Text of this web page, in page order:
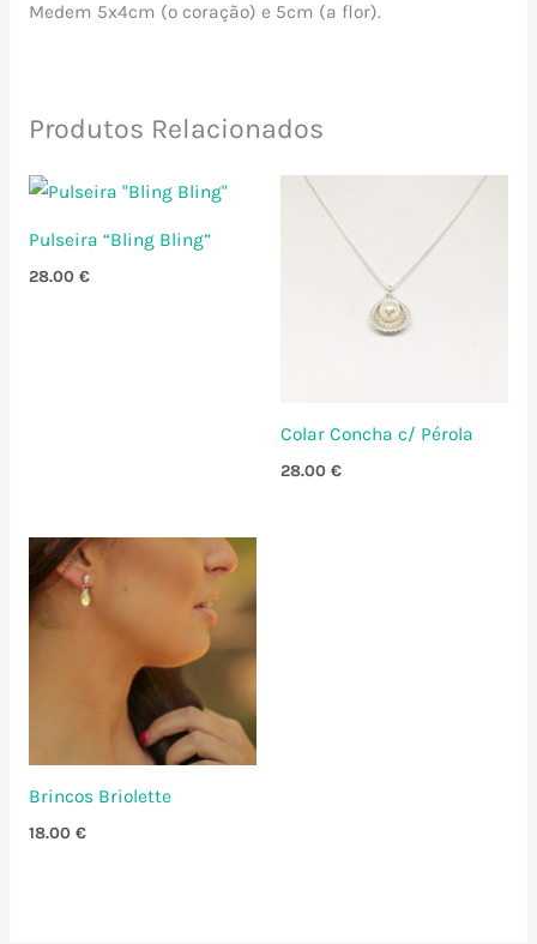
Medem 5x4cm (o coração) e 5cm (a flor).
Produtos Relacionados
Pulseira “Bling Bling”
28.00 €
Colar Concha c/ Pérola
28.00 €
Brincos Briolette
18.00 €